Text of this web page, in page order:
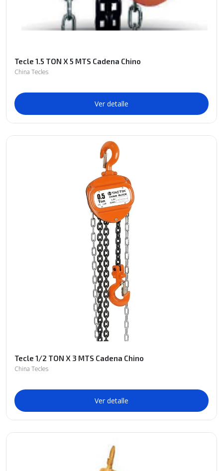
Tecle 1.5 TON X 5 MTS Cadena Chino
China Tecles
Ver detalle
Tecle 1/2 TON X 3 MTS Cadena Chino
China Tecles
Ver detalle